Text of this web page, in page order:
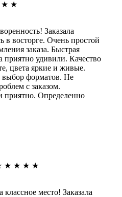
★ ★
Заказала
в восторге. Очень простой
заказа. Быстрая
приятно удивили. Качество
цвета яркие и живые.
форматов. Не
с заказом.
приятно. Определенно
★ ★ ★ ★
место! Заказала